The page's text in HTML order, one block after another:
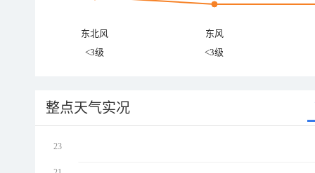
东北风
东风
<3级
<3级
整点天气实况
23